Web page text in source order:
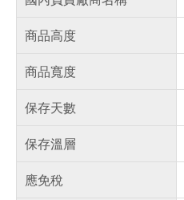
商品高度
商品寬度
保存天數
保存溫層
應免稅